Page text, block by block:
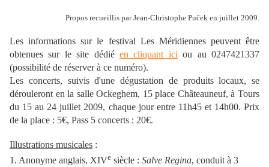
Propos recueillis par Jean-Christophe Puček en juillet 2009.
Les informations sur le festival Les Méridiennes peuvent être
obtenues sur le site dédié en cliquant iciou au 0247421337
(possibilité de réserver à ce numéro).
Les concerts, suivis d'une dégustation de produits locaux, se
dérouleront en la salle Ockeghem, 15 place Châteauneuf, à Tours
du 15 au 24 juillet 2009, chaque jour entre 11h45 et 14h00. Prix
de la place : 5€, Pass 5 concerts : 20€.
Illustrations musicales :
1. Anonyme anglais, XIVe siècle : Salve Regina, conduit à 3